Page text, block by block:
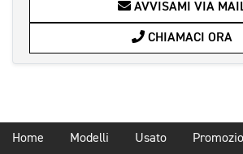
AVVISAMI VIA
CHIAMACI ORA
Home Modelli Usato